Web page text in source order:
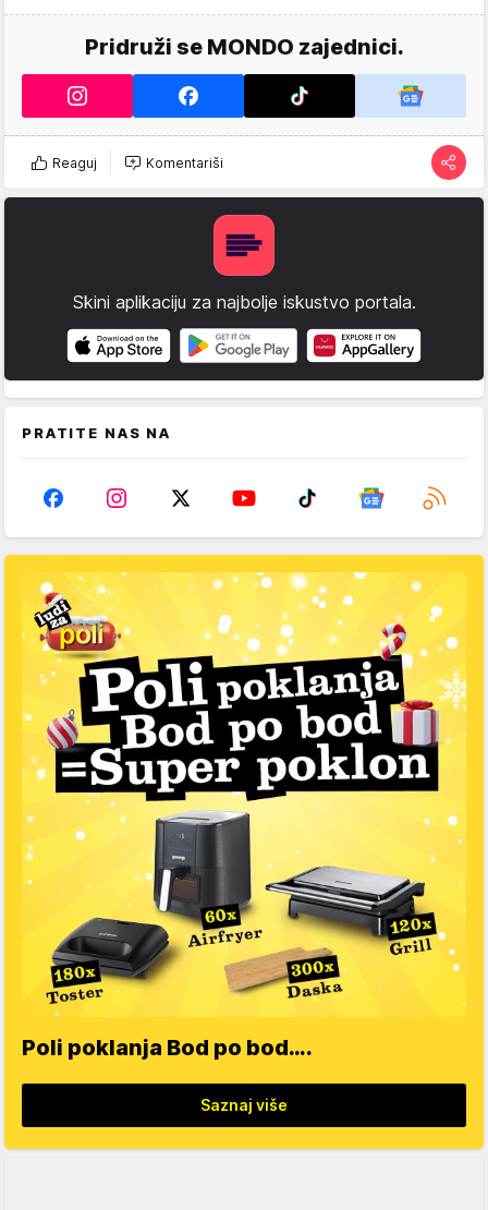
Pridruži se MONDO zajednici.
Reaguj Komentariši
Skini aplikaciju za najbolje iskustvo portala.
PRATITE NAS NA
Poli poklanja Bod po bod….
Saznaj više